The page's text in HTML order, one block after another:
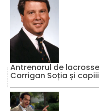
Antrenorul de
Corrigan Soția și copiii